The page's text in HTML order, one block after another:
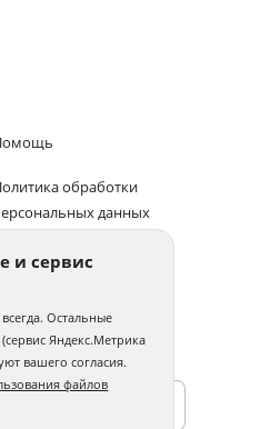
обработки
данных
и сервис
Остальные
Яндекс.Метрика
вашего согласия.
файлов